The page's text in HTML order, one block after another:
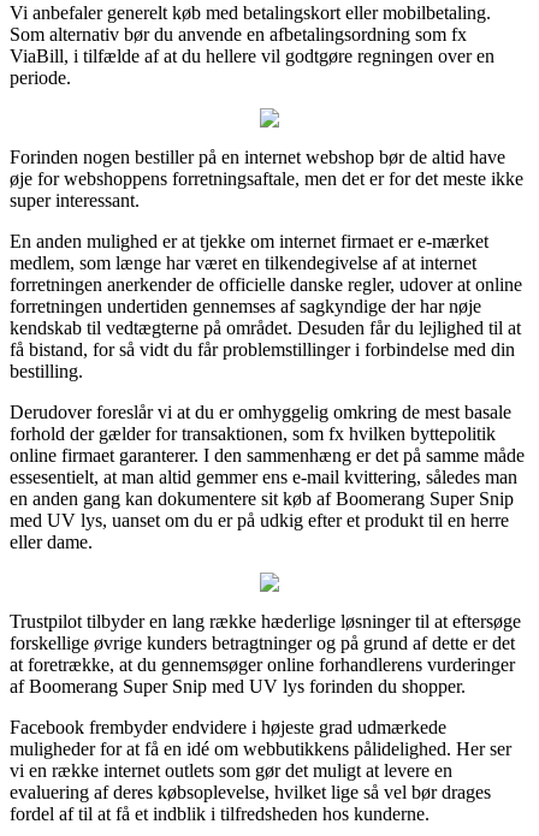
Vi anbefaler generelt køb med betalingskort eller mobilbetaling.
Som alternativ bør du anvende en afbetalingsordning som fx
ViaBill, i tilfælde af at du hellere vil godtgøre regningen over en
periode.
Forinden nogen bestiller på en internet webshop bør de altid have
øje for webshoppens forretningsaftale, men det er for det meste ikke
super interessant.
En anden mulighed er at tjekke om internet firmaet er e-mærket
medlem, som længe har været en tilkendegivelse af at internet
forretningen anerkender de officielle danske regler, udover at online
forretningen undertiden gennemses af sagkyndige der har nøje
kendskab til vedtægterne på området. Desuden får du lejlighed til at
få bistand, for så vidt du får problemstillinger i forbindelse med din
bestilling.
Derudover foreslår vi at du er omhyggelig omkring de mest basale
forhold der gælder for transaktionen, som fx hvilken byttepolitik
online firmaet garanterer. I den sammenhæng er det på samme måde
essesentielt, at man altid gemmer ens e-mail kvittering, således man
en anden gang kan dokumentere sit køb af Boomerang Super Snip
med UV lys, uanset om du er på udkig efter et produkt til en herre
eller dame.
Trustpilot tilbyder en lang række hæderlige løsninger til at eftersøge
forskellige øvrige kunders betragtninger og på grund af dette er det
at foretrække, at du gennemsøger online forhandlerens vurderinger
af Boomerang Super Snip med UV lys forinden du shopper.
Facebook frembyder endvidere i højeste grad udmærkede
muligheder for at få en idé om webbutikkens pålidelighed. Her ser
vi en række internet outlets som gør det muligt at levere en
evaluering af deres købsoplevelse, hvilket lige så vel bør drages
fordel af til at få et indblik i tilfredsheden hos kunderne.